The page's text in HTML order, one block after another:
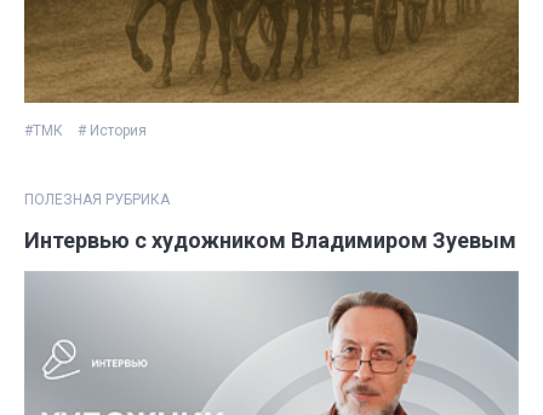
#ТМК # История
ПОЛЕЗНАЯ РУБРИКА
Интервью с художником Владимиром Зуевым